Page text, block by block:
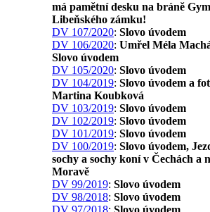
má pamětní desku na bráně
Libeňského zámku!
DV 107/2020: Slovo úvodem
DV 106/2020: Umřel Méla
Slovo úvodem
DV 105/2020: Slovo úvodem
DV 104/2019: Slovo úvodem a
Martina Koubková
DV 103/2019: Slovo úvodem
DV 102/2019: Slovo úvodem
DV 101/2019: Slovo úvodem
DV 100/2019: Slovo úvodem,
sochy a sochy koní v Čechách a
Moravě
DV 99/2019: Slovo úvodem
DV 98/2018: Slovo úvodem
DV 97/2018: Slovo úvodem